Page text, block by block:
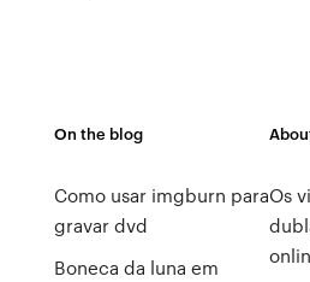
On the blog
Como usar imgburn para
gravar dvd
Boneca da luna em
Os